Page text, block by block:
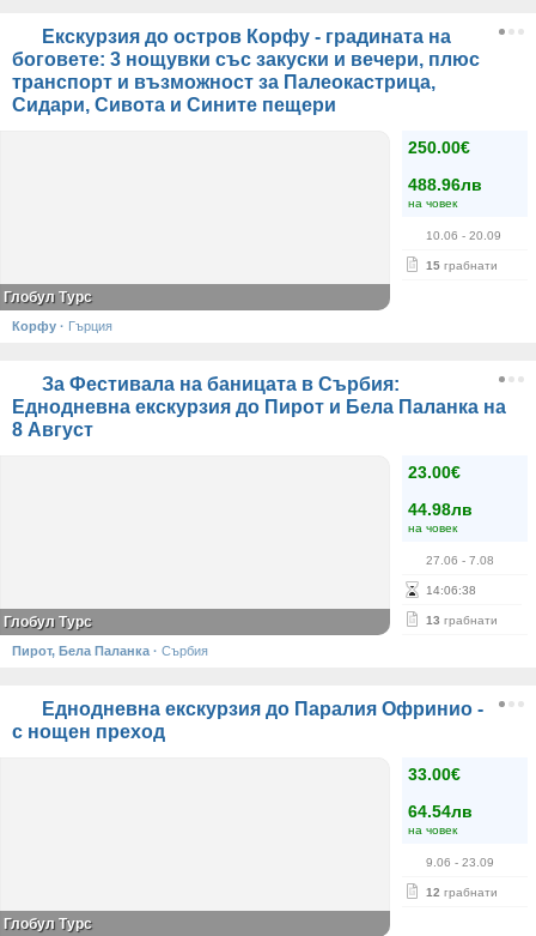
Екскурзия до остров Корфу - градината на
боговете: 3 нощувки със закуски и вечери, плюс
транспорт и възможност за Палеокастрица,
Сидари, Сивота и Сините пещери
250.00€
488.96лв
на човек
10.06 - 20.09
15 грабнати
Глобул Турс
Корфу · Гърция
За Фестивала на баницата в Сърбия:
Еднодневна екскурзия до Пирот и Бела Паланка на
8 Август
23.00€
44.98лв
на човек
27.06 - 7.08
14:06:37
13 грабнати
Глобул Турс
Пирот, Бела Паланка · Сърбия
Еднодневна екскурзия до Паралия Офринио -
с нощен преход
33.00€
64.54лв
на човек
9.06 - 23.09
12 грабнати
Глобул Турс